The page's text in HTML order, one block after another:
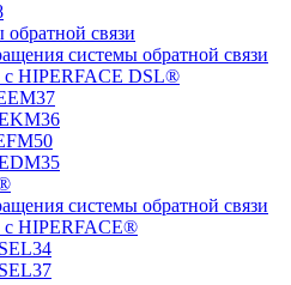
связи
системы обратной связи
с HIPERFACE DSL®
системы обратной связи
с HIPERFACE®